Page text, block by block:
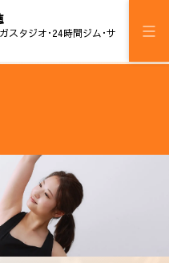
スタジオ･24時間ジム･サ